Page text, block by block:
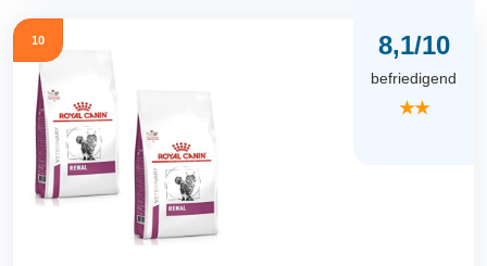
10 8,1/10
befriedigend
★★